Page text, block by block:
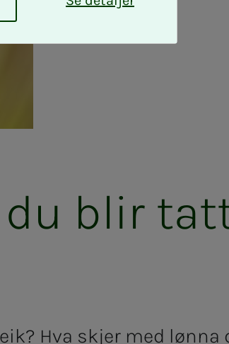
du blir
Hva skjer med lønna